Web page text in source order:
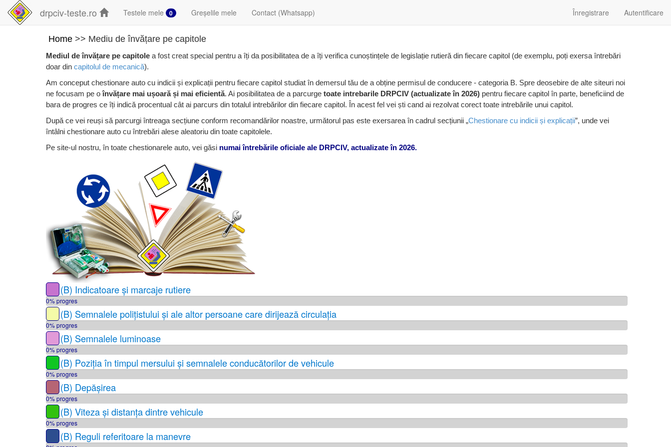
drpciv-teste.ro Testele mele 0 Greșelile mele Contact (Whatsapp) Înregistrare Autentificare
Home >> Mediu de învățare pe capitole
Mediul de învățare pe capitole a fost creat special pentru a îți da posibilitatea de a îți verifica cunoștințele de legislație rutieră din fiecare capitol (de exemplu, poți exersa întrebări
doar din capitolul de mecanică).
Am conceput chestionare auto cu indicii și explicații pentru fiecare capitol studiat în demersul tău de a obține permisul de conducere - categoria B. Spre deosebire de alte siteuri noi
ne focusam pe oînvățare mai ușoară și mai eficientă. Ai posibilitatea de a parcurge toate intrebarile DRPCIV (actualizate în 2026) pentru fiecare capitol în parte, beneficiind de
bara de progres ce îți indică procentual cât ai parcurs din totalul intrebărilor din fiecare capitol. În acest fel vei ști cand ai rezolvat corect toate intrebările unui capitol.
După ce vei reuși să parcurgi întreaga secțiune conform recomandărilor noastre, următorul pas este exersarea în cadrul secțiunii „Chestionare cu indicii și explicații”, unde vei
întâlni chestionare auto cu întrebări alese aleatoriu din toate capitolele.
Pe site-ul nostru, în toate chestionarele auto, vei găsi numai întrebările oficiale ale DRPCIV, actualizate în 2026.
(B) Indicatoare și marcaje rutiere
0% progres
(B) Semnalele polițistului și ale altor persoane care dirijează circulația
0% progres
(B) Semnalele luminoase
0% progres
(B) Poziția în timpul mersului și semnalele conducătorilor de vehicule
0% progres
(B) Depășirea
0% progres
(B) Viteza și distanța dintre vehicule
0% progres
(B) Reguli referitoare la manevre